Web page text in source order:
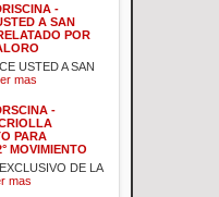
-
A SAN
POR
USTED A SAN
mas
-
PARA
MOVIMIENTO
DE LA
mas